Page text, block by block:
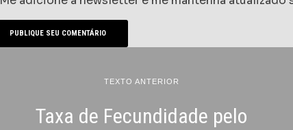
TEXTO ANTERIOR
Taxa de Fecundidade pelo